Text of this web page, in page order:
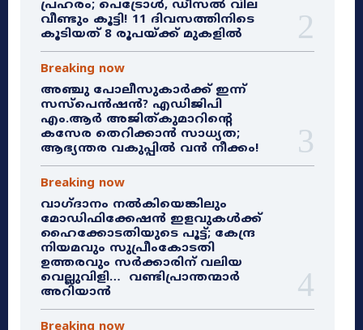
പ്രഹരം; പെട്രോൾ, ഡീസൽ വില
വീണ്ടും കൂട്ടി! 11 ദിവസത്തിനിടെ
കൂടിയത് 8 രൂപയ്ക്ക് മുകളിൽ
Breaking now
അഞ്ചു പോലീസുകാർക്ക് ഇന്ന്
സസ്‌പെൻഷൻ? എഡിജിപി
എം.ആർ അജിത്കുമാറിൻ്റെ
കസേര തെറിക്കാൻ സാധ്യത;
ആഭ്യന്തര വകുപ്പിൽ വൻ നീക്കം!
Breaking now
വാഗ്ദാനം നൽകിയെങ്കിലും
മോഡിഫിക്കേഷൻ ഇളവുകൾക്ക്
ഹൈക്കോടതിയുടെ പൂട്ട്; കേന്ദ്ര
നിയമവും സുപ്രീംകോടതി
ഉത്തരവും സർക്കാരിന് വലിയ
വെല്ലുവിളി… വണ്ടിപ്രാന്തന്മാർ
അറിയാൻ